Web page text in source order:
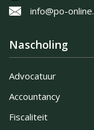
info@po-
Nascholing
Advocatuur
Accountancy
Fiscaliteit